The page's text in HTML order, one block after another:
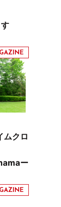
ムクロ
ー